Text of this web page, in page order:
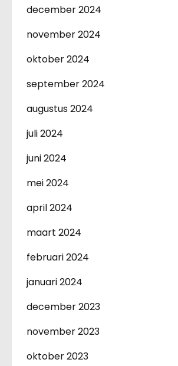
december 2024
november 2024
oktober 2024
september 2024
augustus 2024
juli 2024
juni 2024
mei 2024
april 2024
maart 2024
februari 2024
januari 2024
december 2023
november 2023
oktober 2023